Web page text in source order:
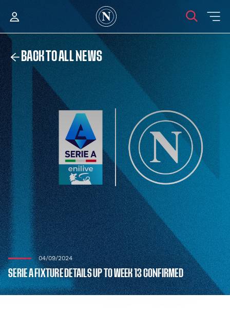
BACK TO ALL NEWS
04/09/2024
SERIE A FIXTURE DETAILS UP TO WEEK 13 CONFIRMED